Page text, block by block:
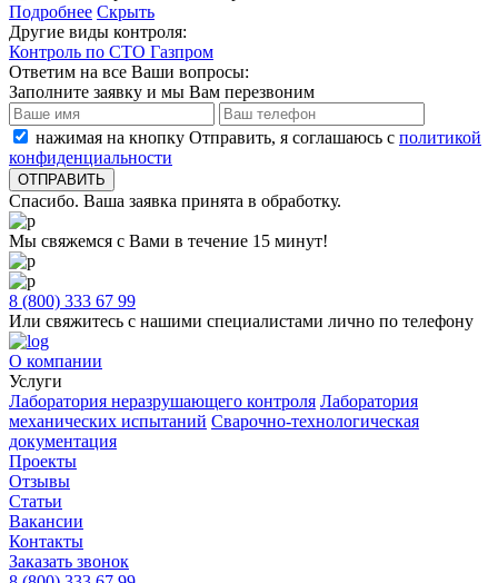
Подробнее Скрыть
Другие виды контроля:
Контроль по СТО Газпром
Ответим на все Ваши вопросы:
Заполните заявку и мы Вам перезвоним
нажимая на кнопку Отправить, я соглашаюсь с политикой
конфиденциальности
Спасибо. Ваша заявка принята в обработку.
Мы свяжемся с Вами в течение 15 минут!
8 (800) 333 67 99
Или свяжитесь с нашими специалистами лично по телефону
О компании
Услуги
Лаборатория неразрушающего контроля Лаборатория
механических испытаний Сварочно-технологическая
документация
Проекты
Отзывы
Статьи
Вакансии
Контакты
Заказать звонок